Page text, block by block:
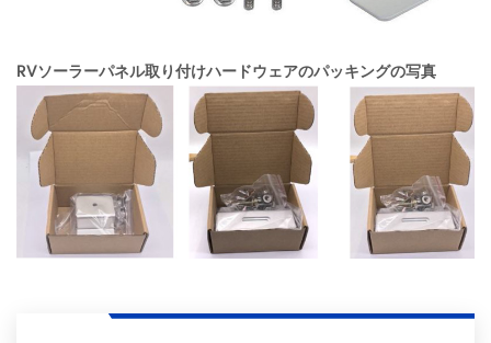
RVソーラーパネル取り付けハードウェアのパッキングの写真